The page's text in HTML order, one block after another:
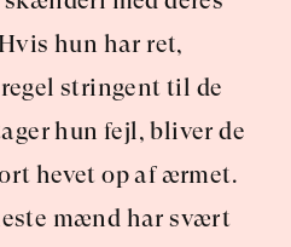
hun har ret,
stringent til de
hun fejl, bliver de
hevet op af ærmet.
mænd har svært